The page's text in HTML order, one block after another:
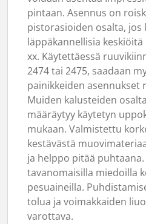
pintaan. Asennus on
pistorasioiden osalta, jos
läppäkannellisia keskiöitä
xx. Käytettäessä
2474 tai 2475, saadaan
painikkeiden asennukset
Muiden kalusteiden
määräytyy käytetyn
mukaan. Valmistettu
kestävästä
ja helppo pitää
tavanomaisilla miedoilla
pesuaineilla.
tolua ja voimakkaiden
varottava.